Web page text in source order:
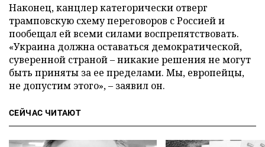
Наконец, канцлер категорически отверг
трамповскую схему переговоров с Россией и
пообещал ей всеми силами воспрепятствовать.
«Украина должна оставаться демократической,
суверенной страной – никакие решения не могут
быть приняты за ее пределами. Мы, европейцы,
не допустим этого», – заявил он.
СЕЙЧАС ЧИТАЮТ